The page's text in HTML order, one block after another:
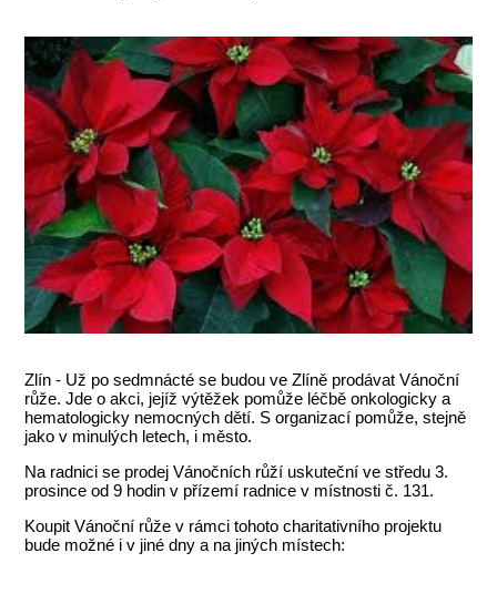
Zlín - Už po sedmnácté se budou ve Zlíně prodávat Vánoční
růže. Jde o akci, jejíž výtěžek pomůže léčbě onkologicky a
hematologicky nemocných dětí. S organizací pomůže, stejně
jako v minulých letech, i město.
Na radnici se prodej Vánočních růží uskuteční ve středu 3.
prosince od 9 hodin v přízemí radnice v místnosti č. 131.
Koupit Vánoční růže v rámci tohoto charitativního projektu
bude možné i v jiné dny a na jiných místech: